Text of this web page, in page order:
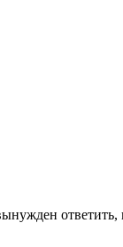
ответить,